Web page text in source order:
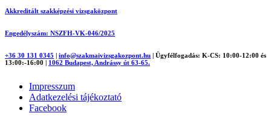
Akkreditált szakképzési vizsgaközpont
Engedélyszám: NSZFH-VK-046/2025
+36 30 131 0345 | info@szakmaivizsgakozpont.hu | Ügyfélfogadás: K-CS: 10:00-12:00 és
13:00:-16:00 | 1062 Budapest, Andrássy út 63-65.
Impresszum
Adatkezelési tájékoztató
Facebook